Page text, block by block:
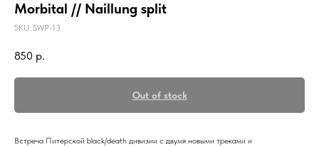
Morbital // Naillung split
SKU: SWP-13
850 р.
Out of stock
Встреча Питерской black/death дивизии с двумя новыми треками и